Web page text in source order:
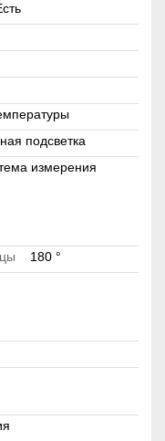
подсветка
измерения
180 °